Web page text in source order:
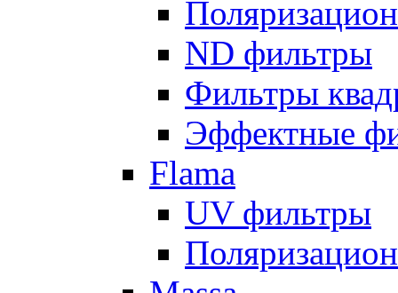
ND фильтры
Фильтры
Эффектные
Flama
UV фильтры